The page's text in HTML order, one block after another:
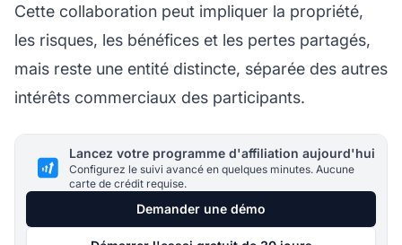
Cette collaboration peut impliquer la propriété,
les risques, les bénéfices et les pertes partagés,
mais reste une entité distincte, séparée des autres
intérêts commerciaux des participants.
Lancez votre programme d'affiliation aujourd'hui
Configurez le suivi avancé en quelques minutes. Aucune
carte de crédit requise.
Demander une démo